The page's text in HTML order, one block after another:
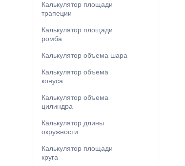
Калькулятор площади
трапеции
Калькулятор площади
ромба
Калькулятор объема шара
Калькулятор объема
конуса
Калькулятор объема
цилиндра
Калькулятор длины
окружности
Калькулятор площади
круга